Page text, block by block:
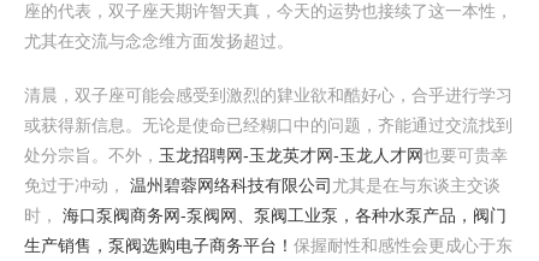
座的代表，双子座天期许智天真，今天的运势也接续了这一本性，
尤其在交流与念念维方面发扬超过。
清晨，双子座可能会感受到激烈的肄业欲和酷好心，合乎进行学习
或获得新信息。无论是使命已经糊口中的问题，齐能通过交流找到
处分宗旨。不外， 玉龙招聘网-玉龙英才网-玉龙人才网也要可贵幸
免过于冲动， 温州碧蓉网络科技有限公司 尤其是在与东谈主交谈
时， 海口泵阀商务网-泵阀网、泵阀工业泵，各种水泵产品，阀门
生产销售，泵阀选购电子商务平台！ 保握耐性和感性会更成心于东